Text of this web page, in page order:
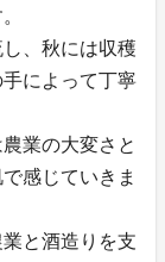
、秋には収穫
によって丁寧
業の大変さと
感じていきま
と酒造りを支